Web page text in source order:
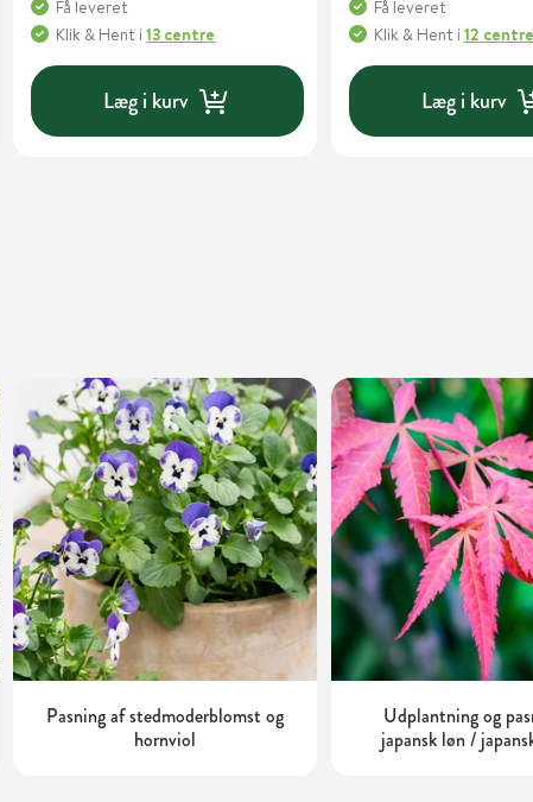
Få leveret
Klik & Hent i13 centre
Læg i kurv
Få leveret
Klik & Hent i 12 centre
Læg i kurv
Pasning af stedmoderblomst og
hornviol
Udplantning og
japansk løn /